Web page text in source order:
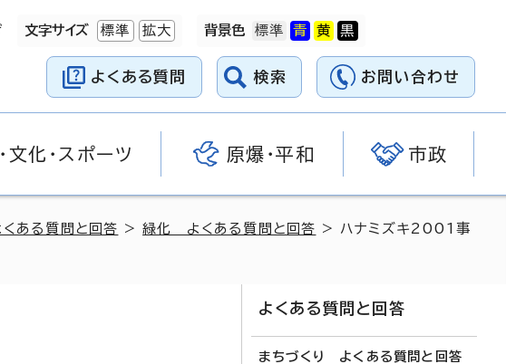
文字サイズ 標準 拡大 背景色
よくある質問 検索 お問い合わせ
文化・スポーツ 原爆・平和 市政
ある質問と回答 >緑化 よくある質問と回答 > ハナミズキ2001事
よくある質問と回答
まちづくり よくある質問と回答